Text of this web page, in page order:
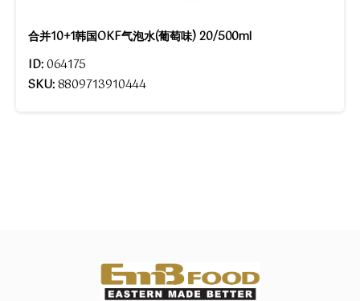
合并10+1韩国OKF气泡水(葡萄味) 20/500ml
ID:064175
SKU:8809713910444